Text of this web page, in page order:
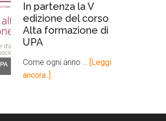
In partenza la V
edizione del corso
Alta formazione di
UPA
Come ogni anno …
[Leggi
ancora..]